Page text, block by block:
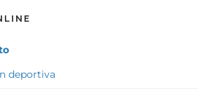
deportiva